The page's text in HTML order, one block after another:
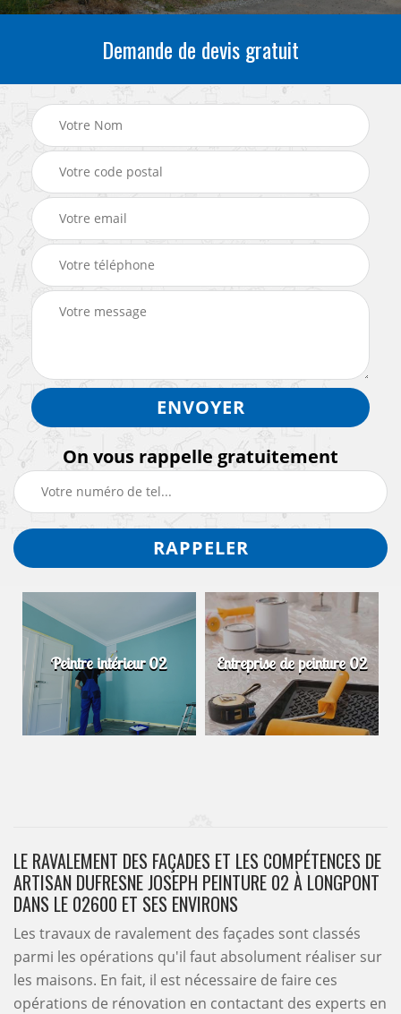
Demande de devis gratuit
On vous rappelle gratuitement
Peintre intérieur 02 Entreprise de peinture 02
LE RAVALEMENT DES FAÇADES ET LES COMPÉTENCES DE
ARTISAN DUFRESNE JOSEPH PEINTURE 02 À LONGPONT
DANS LE 02600 ET SES ENVIRONS
Les travaux de ravalement des façades sont classés
parmi les opérations qu'il faut absolument réaliser sur
les maisons. En fait, il est nécessaire de faire ces
opérations de rénovation en contactant des experts en